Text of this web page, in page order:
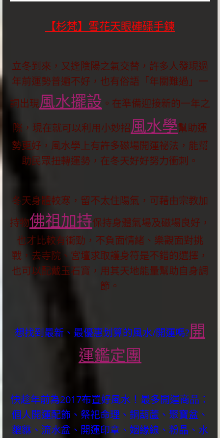
【杉梵】雪花天眼硨磲手鍊
立冬到來，又逢陰陽之氣交替，許多人發現過
年前運勢普遍不好，也有俗語「年關難過」一
詞出現風水擺設 。在準備迎接新的一年之
際，現在就可以利用小妙招風水學幫助運
勢更好，風水學上有許多磁場開運祕法，能幫
助民眾扭轉運勢，在冬天好好努力衝刺。
冬天身體較寒，留不太住陽氣，可藉由宗教加
持物佛祖加持保持身體氣場及磁場良好，
也才比較有衝勁，不負面情緒、樂觀面對挑
戰，去寺院、宮壇求取護身符是不錯的選擇，
也可以配戴玉石寶，用其天地能量幫助自身調
節。
想找到最新、最優惠划算的風水/開運嗎?開
運鑑定團
快趁年前為2017布置好風水！最多開運商品：
個人開運配飾、祭祀命理、銅葫蘆、聚寶盆、
貔貅、流水盆、開運印章、姻緣線、粉晶、水